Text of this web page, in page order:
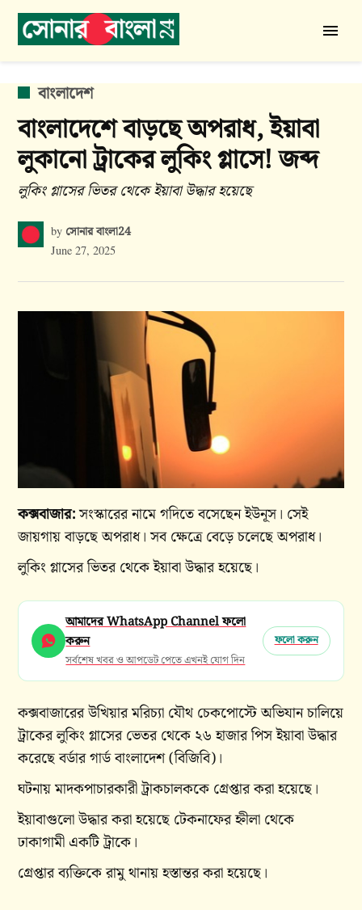
Skip
বাংলা
24
POSTED
বাংলাদেশ
বাংলাদেশে বাড়ছে অপরাধ, ইয়াবা
লুকানো ট্রাকের লুকিং গ্লাসে! জব্দ
লুকিং গ্লাসের ভিতর থেকে ইয়াবা উদ্ধার হয়েছে
by সোনার বাংলা24
June 27, 2025
কক্সবাজার:সংস্কারের নামে গদিতে বসেছেন ইউনূস। সেই
জায়গায় বাড়ছে অপরাধ। সব ক্ষেত্রে বেড়ে চলেছে অপরাধ।
লুকিং গ্লাসের ভিতর থেকে ইয়াবা উদ্ধার হয়েছে।
আমাদের WhatsApp Channel ফলো
করুন
সর্বশেষ খবর ও আপডেট পেতে এখনই যোগ দিন
ফলো করুন
কক্সবাজারের উখিয়ার মরিচ্যা যৌথ চেকপোস্টে অভিযান চালিয়ে
ট্রাকের লুকিং গ্লাসের ভেতর থেকে ২৬ হাজার পিস ইয়াবা উদ্ধার
করেছে বর্ডার গার্ড বাংলাদেশ (বিজিবি)।
ঘটনায় মাদকপাচারকারী ট্রাকচালককে গ্রেপ্তার করা হয়েছে।
ইয়াবাগুলো উদ্ধার করা হয়েছে টেকনাফের হ্নীলা থেকে
ঢাকাগামী একটি ট্রাকে।
গ্রেপ্তার ব্যক্তিকে রামু থানায় হস্তান্তর করা হয়েছে।